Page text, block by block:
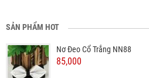
SẢN PHẨM HOT
Nơ Đeo Cổ Trắng NN88
85,000